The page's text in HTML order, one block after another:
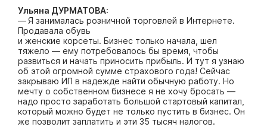
Ульяна ДУРМАТОВА:
— Я занималась розничной торговлей в Интернете.
Продавала обувь
и женские корсеты. Бизнес только начала, шел
тяжело — ему потребовалось бы время, чтобы
развиться и начать приносить прибыль. И тут я узнаю
об этой огромной сумме страхового года! Сейчас
закрываю ИП в надежде найти обычную работу. Но
мечту о собственном бизнесе я не хочу бросать —
надо просто заработать большой стартовый капитал,
который можно будет не только пустить в бизнес. Он
же позволит заплатить и эти 35 тысяч налогов.